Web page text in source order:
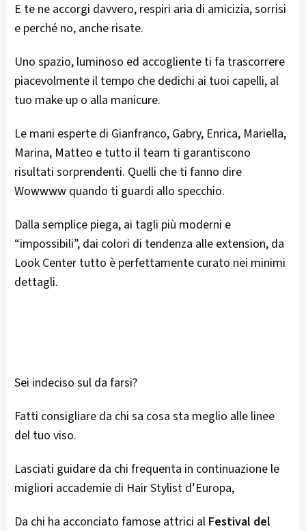
E te ne accorgi davvero, respiri aria di amicizia, sorrisi
e perché no, anche risate.
Uno spazio, luminoso ed accogliente ti fa trascorrere
piacevolmente il tempo che dedichi ai tuoi capelli, al
tuo make up o alla manicure.
Le mani esperte di Gianfranco, Gabry, Enrica, Mariella,
Marina, Matteo e tutto il team ti garantiscono
risultati sorprendenti. Quelli che ti fanno dire
Wowwww quando ti guardi allo specchio.
Dalla semplice piega, ai tagli più moderni e
“impossibili”, dai colori di tendenza alle extension, da
Look Center tutto è perfettamente curato nei minimi
dettagli.
Sei indeciso sul da farsi?
Fatti consigliare da chi sa cosa sta meglio alle linee
del tuo viso.
Lasciati guidare da chi frequenta in continuazione le
migliori accademie di Hair Stylist d’Europa,
Da chi ha acconciato famose attrici al Festival del